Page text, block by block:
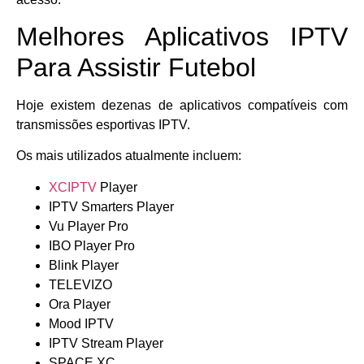
Melhores Aplicativos IPTV
Para Assistir Futebol
Hoje existem dezenas de aplicativos compatíveis com
transmissões esportivas IPTV.
Os mais utilizados atualmente incluem:
XCIPTV Player
IPTV Smarters Player
Vu Player Pro
IBO Player Pro
Blink Player
TELEVIZO
Ora Player
Mood IPTV
IPTV Stream Player